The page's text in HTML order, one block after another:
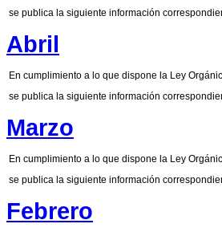
se publica la siguiente información
Abril
En cumplimiento a lo que dispone la Ley
se publica la siguiente información
Marzo
En cumplimiento a lo que dispone la Ley
se publica la siguiente información
Febrero